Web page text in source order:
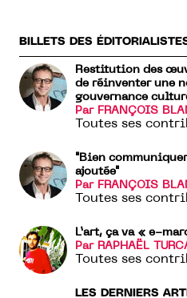
BILLETS DES
Restitution des
de réinventer une
gouvernance
Par FRANÇOIS
Toutes ses
"Bien
ajoutée"
Par FRANÇOIS
Toutes ses
L’art, ça va « e-
Par RAPHAËL
Toutes ses
LES DERNIERS